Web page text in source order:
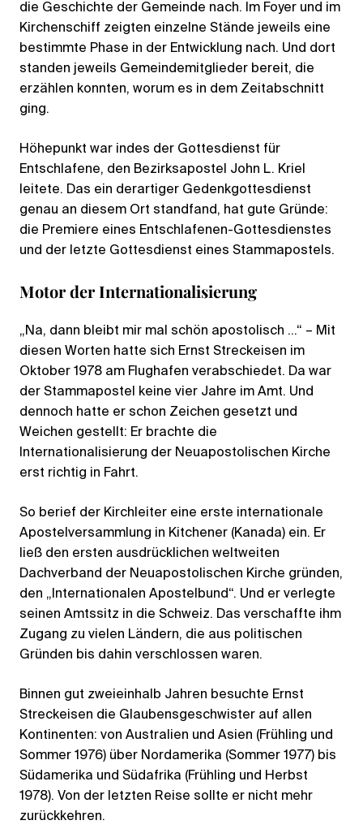
die Geschichte der Gemeinde nach. Im Foyer und im
Kirchenschiff zeigten einzelne Stände jeweils eine
bestimmte Phase in der Entwicklung nach. Und dort
standen jeweils Gemeindemitglieder bereit, die
erzählen konnten, worum es in dem Zeitabschnitt
ging.
Höhepunkt war indes der Gottesdienst für
Entschlafene, den Bezirksapostel John L. Kriel
leitete. Das ein derartiger Gedenkgottesdienst
genau an diesem Ort standfand, hat gute Gründe:
die Premiere eines Entschlafenen-Gottesdienstes
und der letzte Gottesdienst eines Stammapostels.
Motor der Internationalisierung
„Na, dann bleibt mir mal schön apostolisch …“ – Mit
diesen Worten hatte sich Ernst Streckeisen im
Oktober 1978 am Flughafen verabschiedet. Da war
der Stammapostel keine vier Jahre im Amt. Und
dennoch hatte er schon Zeichen gesetzt und
Weichen gestellt: Er brachte die
Internationalisierung der Neuapostolischen Kirche
erst richtig in Fahrt.
So berief der Kirchleiter eine erste internationale
Apostelversammlung in Kitchener (Kanada) ein. Er
ließ den ersten ausdrücklichen weltweiten
Dachverband der Neuapostolischen Kirche gründen,
den „Internationalen Apostelbund“. Und er verlegte
seinen Amtssitz in die Schweiz. Das verschaffte ihm
Zugang zu vielen Ländern, die aus politischen
Gründen bis dahin verschlossen waren.
Binnen gut zweieinhalb Jahren besuchte Ernst
Streckeisen die Glaubensgeschwister auf allen
Kontinenten: von Australien und Asien (Frühling und
Sommer 1976) über Nordamerika (Sommer 1977) bis
Südamerika und Südafrika (Frühling und Herbst
1978). Von der letzten Reise sollte er nicht mehr
zurückkehren.